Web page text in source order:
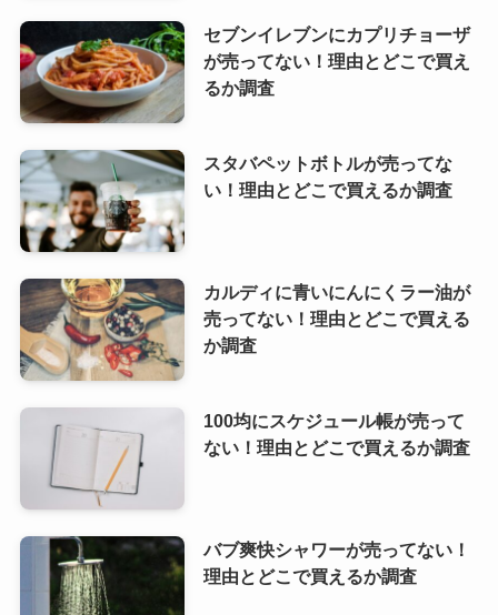
セブンイレブンにカプリチョーザ
が売ってない！理由とどこで買え
るか調査
スタバペットボトルが売ってな
い！理由とどこで買えるか調査
カルディに青いにんにくラー油が
売ってない！理由とどこで買える
か調査
100均にスケジュール帳が売って
ない！理由とどこで買えるか調査
バブ爽快シャワーが売ってない！
理由とどこで買えるか調査